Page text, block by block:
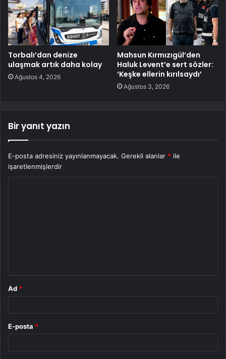
Torbalı’dan denize
ulaşmak artık daha kolay
Ağustos 4, 2026
Mahsun Kırmızıgül’den
Haluk Levent’e sert sözler:
‘Keşke ellerin kırılsaydı’
Ağustos 3, 2026
Bir yanıt yazın
E-posta adresiniz yayınlanmayacak. Gerekli alanlar * ile
işaretlenmişlerdir
Ad *
E-posta *